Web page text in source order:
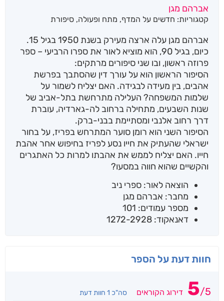
מבוסס על
דירוגים של
אברהם מגן
קטגוריות: חדשים על המדף, מתח ופעולה, סיפורת
אברהם מגן עלה ארצה מעירק בשנת 1950 בגיל 15.
כיום, בגיל 90, הוא מוציא לאור את ספרו הרביעי – ספר
פרוזה ראשון, ובו שני סיפורים מרתקים:
הסיפור הראשון הוא על עורך דין שהסתבך בפרשת
אהבים, בין מעידה לבגידה. האם יצליח לשמור על
שלמות המשפחה? העלילה מתרחשת בתל-אביב של
שנות השבעים, מתחילה ברחוב לה-גארדיה, עוברת
דרך רחוב אלנבי ומסתיימת בבני-ברק.
הסיפור השני הוא רומן סוער המתרחש בפריז, על בחור
ישראלי שהעתיק את חייו נסע לפריז בחיפוש אחר אהבת
חייו. האם יצליח לממש את אהבתו למרות כל האתגרים
והקשיים שהוא חווה במסעו?
הוצאה לאור: ספרי ניב
מחבר: אברהם מגן
מספר עמודים: 101
דאנאקוד: 1272-2928
חוות דעת על הספר
5/5 דירוג הקוראים סה"כ 1 חוות דעת